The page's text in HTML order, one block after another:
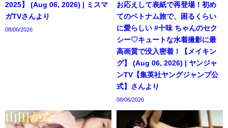
2025】 (Aug 06, 2026) | ミスマ
ガTVさんより
08/06/2026
お応えして表紙で再登場！初め
てのベトナム旅で、困るくらい
に愛らしい #十味 ちゃんのセク
シー♡キュートな水着撮影に最
高画質で没入密着！【メイキン
グ】 (Aug 06, 2026) | ヤンジャ
ンTV【集英社ヤングジャンプ公
式】さんより
08/06/2026